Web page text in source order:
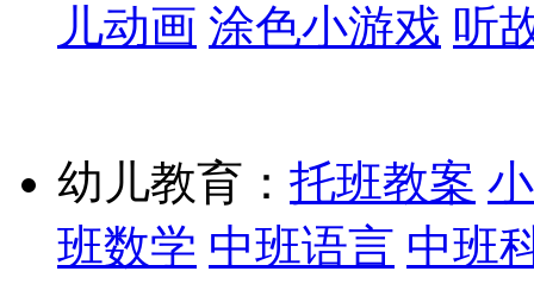
儿动画 涂色小游戏 听
幼儿教育： 托班教案
班数学 中班语言 中班